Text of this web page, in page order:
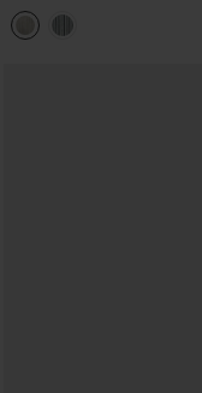
mittelhohe, gestreifte, lässige
Jeans mit Taschen